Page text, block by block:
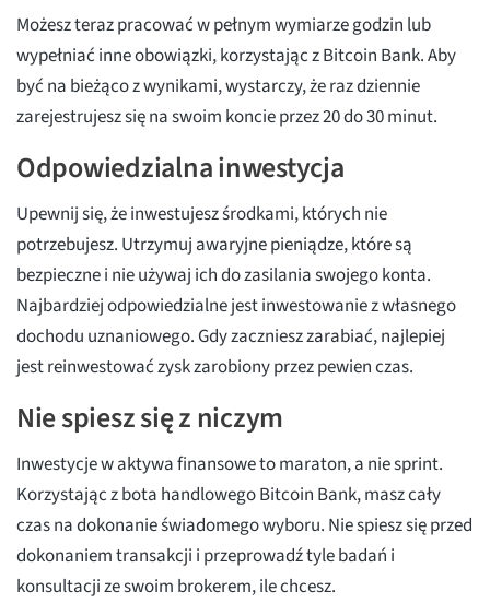
Możesz teraz pracować w pełnym wymiarze godzin lub
wypełniać inne obowiązki, korzystając z Bitcoin Bank. Aby
być na bieżąco z wynikami, wystarczy, że raz dziennie
zarejestrujesz się na swoim koncie przez 20 do 30 minut.
Odpowiedzialna inwestycja
Upewnij się, że inwestujesz środkami, których nie
potrzebujesz. Utrzymuj awaryjne pieniądze, które są
bezpieczne i nie używaj ich do zasilania swojego konta.
Najbardziej odpowiedzialne jest inwestowanie z własnego
dochodu uznaniowego. Gdy zaczniesz zarabiać, najlepiej
jest reinwestować zysk zarobiony przez pewien czas.
Nie spiesz się z niczym
Inwestycje w aktywa finansowe to maraton, a nie sprint.
Korzystając z bota handlowego Bitcoin Bank, masz cały
czas na dokonanie świadomego wyboru. Nie spiesz się przed
dokonaniem transakcji i przeprowadź tyle badań i
konsultacji ze swoim brokerem, ile chcesz.